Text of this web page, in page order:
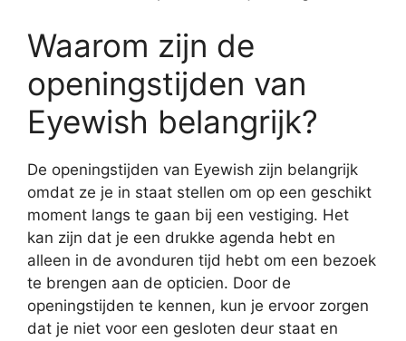
Waarom zijn de
openingstijden van
Eyewish belangrijk?
De openingstijden van Eyewish zijn belangrijk
omdat ze je in staat stellen om op een geschikt
moment langs te gaan bij een vestiging. Het
kan zijn dat je een drukke agenda hebt en
alleen in de avonduren tijd hebt om een bezoek
te brengen aan de opticien. Door de
openingstijden te kennen, kun je ervoor zorgen
dat je niet voor een gesloten deur staat en